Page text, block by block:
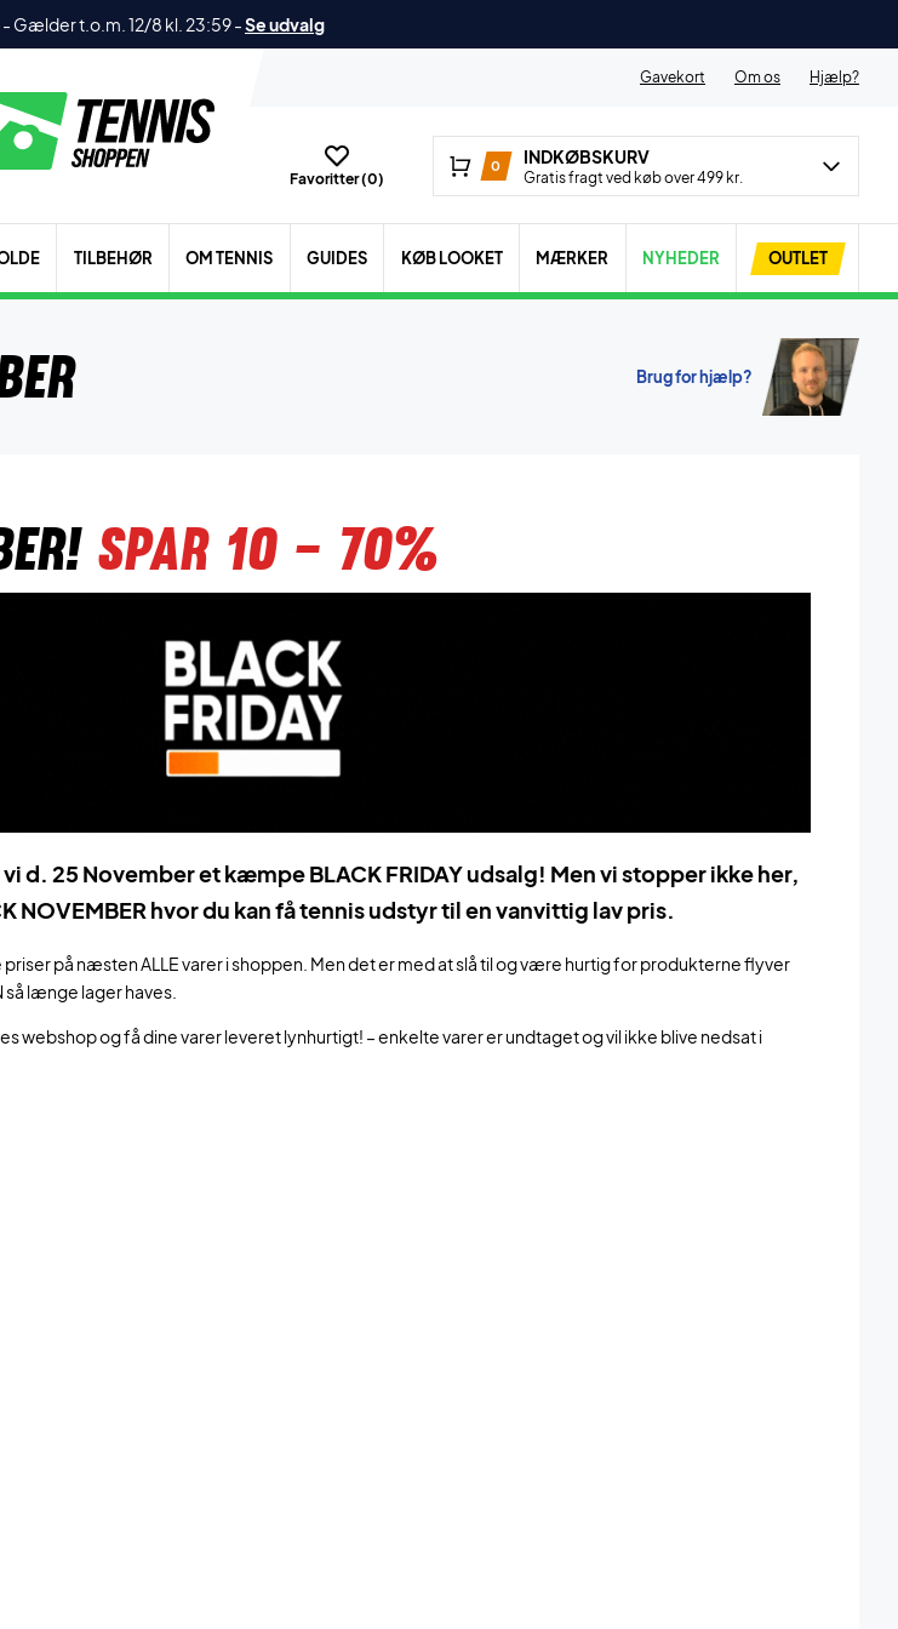
- Gælder t.o.m. 12/8 kl. 23:59-Se udvalg
Gavekort Om os Hjælp?
Favoritter (0)
0 INDKØBSKURV
Gratis fragt ved køb over 499 kr.
TILBEHØR OM TENNIS GUIDES KØB LOOKET MÆRKER NYHEDER OUTLET
Brug for hjælp?
SPAR 10 – 70%
d. 25 November et kæmpe BLACK FRIDAY udsalg! Men vi stopper ikke her,
NOVEMBER hvor du kan få tennis udstyr til en vanvittig lav pris.
på næsten ALLE varer i shoppen. Men det er med at slå til og være hurtig for produkterne flyver
længe lager haves.
webshop og få dine varer leveret lynhurtigt! – enkelte varer er undtaget og vil ikke blive nedsat i